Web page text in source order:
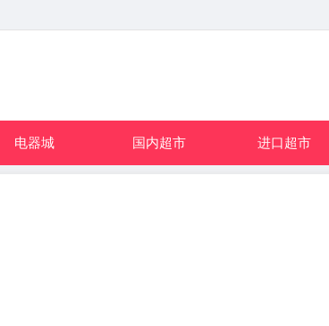
电器城 国内超市 进口超市